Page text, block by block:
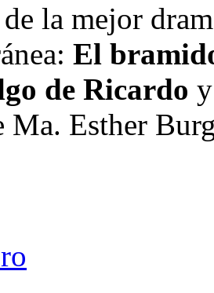
la mejor
El
de Ricardo y
Ma. Esther